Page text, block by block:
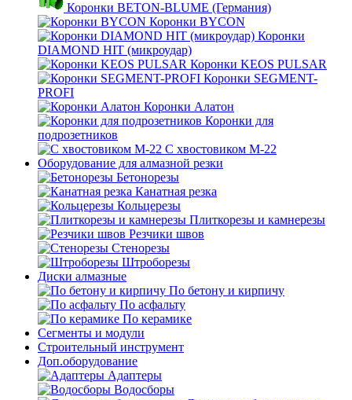
Коронки BETON-BLUME (Германия)
Коронки BYCON
Коронки
DIAMOND HIT (микроудар)
Коронки KEOS PULSAR
Коронки SEGMENT-
PROFI
Коронки Алатон
Коронки для
подрозетников
С хвостовиком М-22
Оборудование для алмазной резки
Бетонорезы
Канатная резка
Кольцерезы
Плиткорезы и камнерезы
Резчики швов
Стенорезы
Штроборезы
Диски алмазные
По бетону и кирпичу
По асфальту
По керамике
Сегменты и модули
Строительный инструмент
Доп.оборудование
Адаптеры
Водосборы